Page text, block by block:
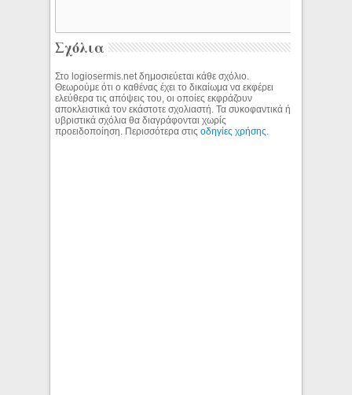
Σχόλια
Στο logiosermis.net δημοσιεύεται κάθε σχόλιο.
Θεωρούμε ότι ο καθένας έχει το δικαίωμα να εκφέρει
ελεύθερα τις απόψεις του, οι οποίες εκφράζουν
αποκλειστικά τον εκάστοτε σχολιαστή. Τα συκοφαντικά ή
υβριστικά σχόλια θα διαγράφονται χωρίς
προειδοποίηση. Περισσότερα στιςοδηγίες χρήσης